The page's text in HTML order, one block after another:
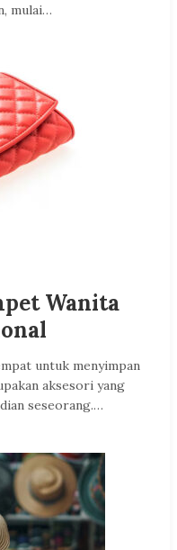
mulai…
Wanita
untuk menyimpan
aksesori yang
seseorang.…